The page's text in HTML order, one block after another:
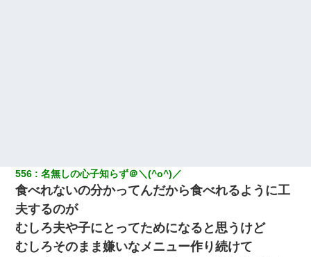
556 名無しの心子知らず＠＼(^o^)／
食べれないの分かってんだから食べれるように工
夫するのが
むしろ夫や子にとってためになると思うけど
むしろそのまま嫌いなメニュー作り続けて